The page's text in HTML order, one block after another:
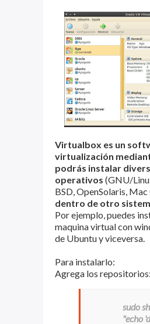
Virtualbox es un
virtualización
podrás instalar
operativos (GNU/
BSD, OpenSolaris, Mac
dentro de otro
Por ejemplo, puedes
maquina virtual con
de Ubuntu y viceversa.
Para instalarlo:
Agrega los repositorios:
sudo
"echo